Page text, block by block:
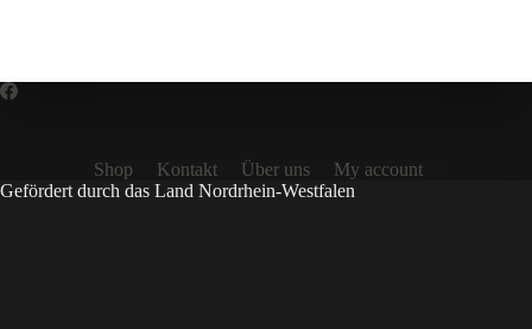
Shop Kontakt Über uns
My account
Gefördert durch das Land Nordrhein-Westfalen